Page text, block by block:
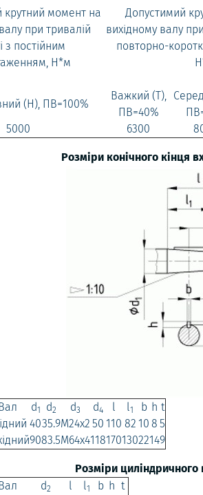
крутний момент на
при тривалій
з постійним
Н*м
Допустимий
вихідному валу
повторно-
(Н), ПВ=100%
Важкий (Т),
ПВ=40%
5000 6300
Розміри конічного кінця
d1 d2 d3 d4 l l1 b h t
4035.9М24х2 50 110 82 10 8 5
9083.5М64х411817013022149
Розміри циліндричного
d2 l l1 b h t